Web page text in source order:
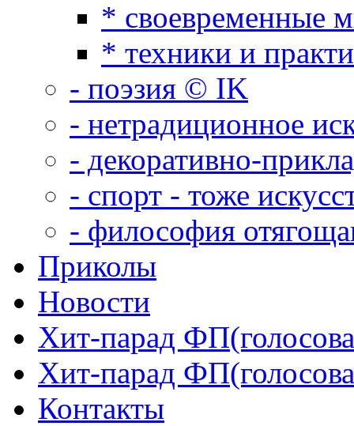
* своевременные
* техники и
- поэзия © IK
- нетрадиционное
- декоративно-
- спорт - тоже
- философия
Приколы
Новости
Хит-парад
Хит-парад
Контакты